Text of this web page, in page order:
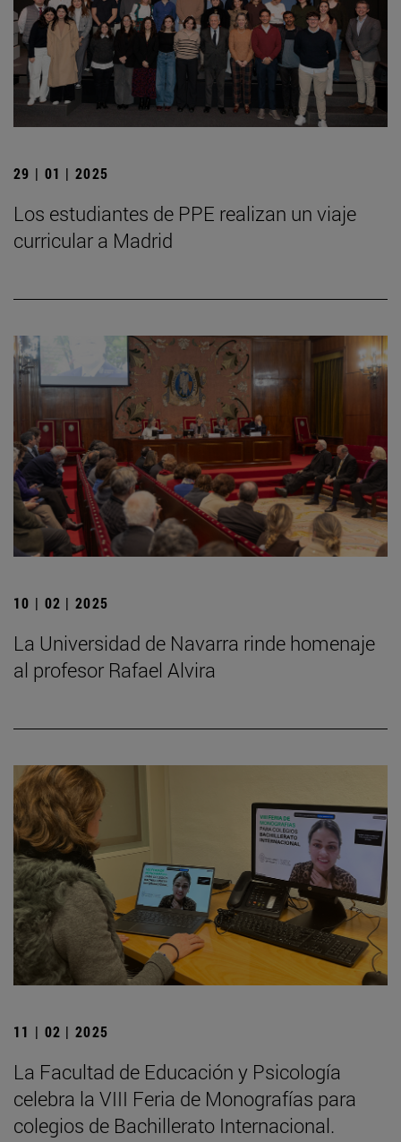
29 | 01 | 2025
Los estudiantes de PPE realizan un viaje
curricular a Madrid
10 | 02 | 2025
La Universidad de Navarra rinde homenaje
al profesor Rafael Alvira
11 | 02 | 2025
La Facultad de Educación y Psicología
celebra la VIII Feria de Monografías para
colegios de Bachillerato Internacional.